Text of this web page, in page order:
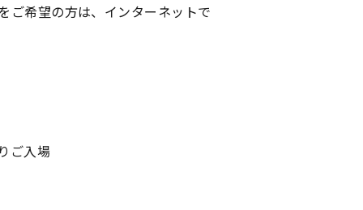
ご希望の方は、インターネットで
ご入場